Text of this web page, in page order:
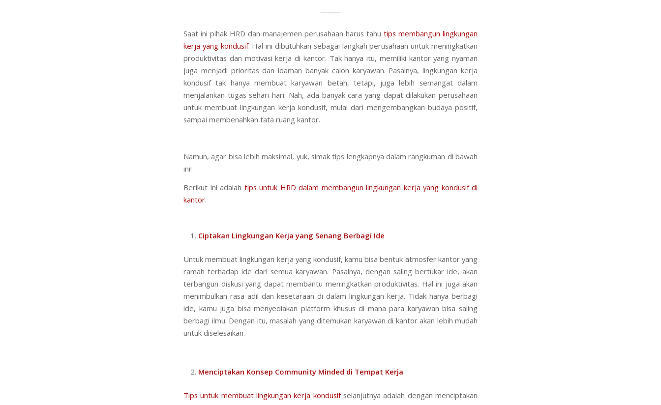
Saat ini pihak HRD dan manajemen perusahaan harus tahu tips membangun lingkungan
kerja yang kondusif. Hal ini dibutuhkan sebagai langkah perusahaan untuk meningkatkan
produktivitas dan motivasi kerja di kantor. Tak hanya itu, memiliki kantor yang nyaman
juga menjadi prioritas dan idaman banyak calon karyawan. Pasalnya, lingkungan kerja
kondusif tak hanya membuat karyawan betah, tetapi, juga lebih semangat dalam
menjalankan tugas sehari-hari. Nah, ada banyak cara yang dapat dilakukan perusahaan
untuk membuat lingkungan kerja kondusif, mulai dari mengembangkan budaya positif,
sampai membenahkan tata ruang kantor.
Namun, agar bisa lebih maksimal, yuk, simak tips lengkapnya dalam rangkuman di bawah
ini!
Berikut ini adalah tips untuk HRD dalam membangun lingkungan kerja yang kondusif di
kantor.
Ciptakan Lingkungan Kerja yang Senang Berbagi Ide
Untuk membuat lingkungan kerja yang kondusif, kamu bisa bentuk atmosfer kantor yang
ramah terhadap ide dari semua karyawan. Pasalnya, dengan saling bertukar ide, akan
terbangun diskusi yang dapat membantu meningkatkan produktivitas. Hal ini juga akan
menimbulkan rasa adil dan kesetaraan di dalam lingkungan kerja. Tidak hanya berbagi
ide, kamu juga bisa menyediakan platform khusus di mana para karyawan bisa saling
berbagi ilmu. Dengan itu, masalah yang ditemukan karyawan di kantor akan lebih mudah
untuk diselesaikan.
Menciptakan Konsep Community Minded di Tempat Kerja
Tips untuk membuat lingkungan kerja kondusifselanjutnya adalah dengan menciptakan